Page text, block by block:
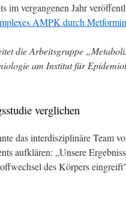
im vergangenen Jahr
AMPK durch
die Arbeitsgruppe
am Institut für
verglichen
das interdisziplinäre Team
aufklären: „Unsere
des Körpers